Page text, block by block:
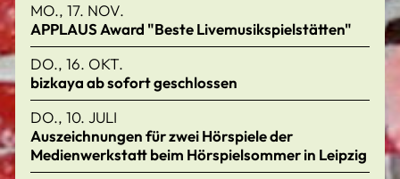
MO., 17. NOV.
APPLAUS Award "Beste Livemusikspielstätten"
DO., 16. OKT.
bizkaya ab sofort geschlossen
DO., 10. JULI
Auszeichnungen für zwei Hörspiele der
Medienwerkstatt beim Hörspielsommer in Leipzig